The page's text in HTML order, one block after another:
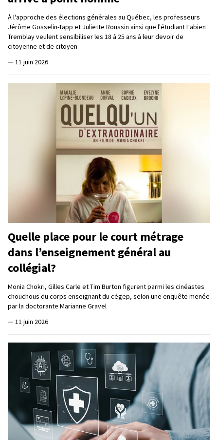
À l'approche des élections générales au Québec, les professeurs
Jérôme Gosselin-Tapp et Juliette Roussin ainsi que l'étudiant Fabien
Tremblay veulent sensibiliser les 18 à 25 ans à leur devoir de
citoyenne et de citoyen
— 11 juin 2026
Quelle place pour le court métrage
dans l’enseignement général au
collégial?
Monia Chokri, Gilles Carle et Tim Burton figurent parmi les cinéastes
chouchous du corps enseignant du cégep, selon une enquête menée
par la doctorante Marianne Gravel
— 11 juin 2026